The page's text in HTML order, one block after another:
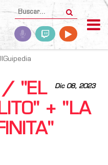
Dic 08, 2023
/ "EL
+ "LA